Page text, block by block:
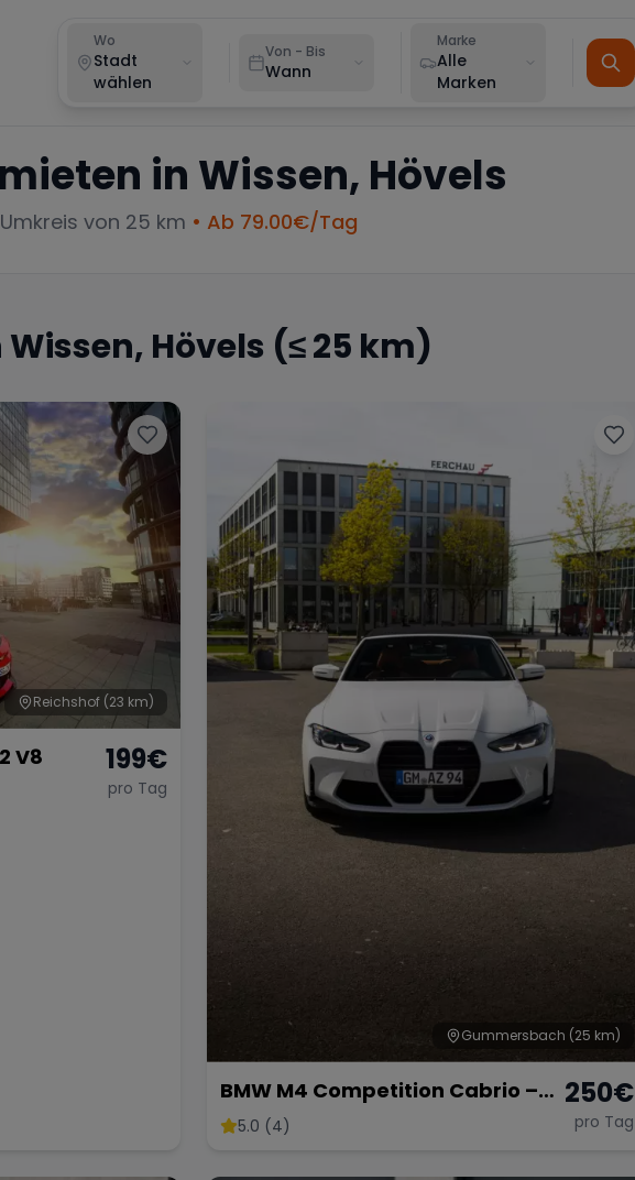
Wo
Stadt
wählen
Von - Bis
Wann
Marke
Alle
Marken
in Wissen, Hövels
von 25 km • Ab 79.00€/Tag
Wissen, Hövels (≤ 25 km)
Reichshof (23 km)
V8 199€
pro Tag
Gummersbach (25 km)
BMW M4 Competition Cabrio –
510 PS pure Eleganz &
5.0 (4)
250€
pro Tag